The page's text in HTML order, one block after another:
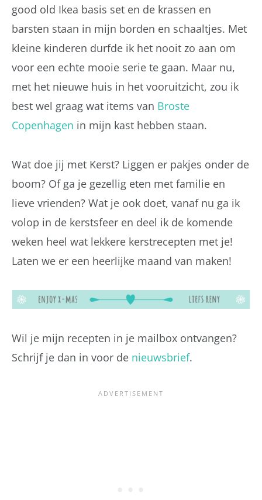
good old Ikea basis set en de krassen en
barsten staan in mijn borden en schaaltjes. Met
kleine kinderen durfde ik het nooit zo aan om
voor een echte mooie serie te gaan. Maar nu,
met het nieuwe huis in het vooruitzicht, zou ik
best wel graag wat items van Broste
Copenhagen in mijn kast hebben staan.
Wat doe jij met Kerst? Liggen er pakjes onder de
boom? Of ga je gezellig eten met familie en
lieve vrienden? Wat je ook doet, vanaf nu ga ik
volop in de kerstsfeer en deel ik de komende
weken heel wat lekkere kerstrecepten met je!
Laten we er een heerlijke maand van maken!
Wil je mijn recepten in je mailbox ontvangen?
Schrijf je dan in voor de nieuwsbrief.